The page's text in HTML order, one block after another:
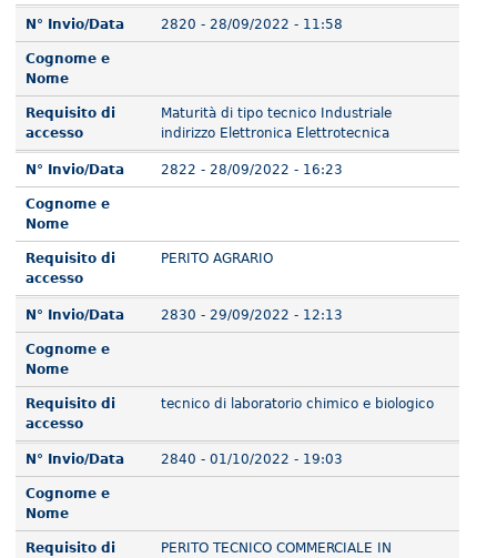
N° Invio/Data 2820 - 28/09/2022 - 11:58
Cognome e
Nome
Requisito di
accesso
Maturità di tipo tecnico Industriale
indirizzo Elettronica Elettrotecnica
N° Invio/Data 2822 - 28/09/2022 - 16:23
Cognome e
Nome
Requisito di
accesso
PERITO AGRARIO
N° Invio/Data 2830 - 29/09/2022 - 12:13
Cognome e
Nome
Requisito di
accesso
tecnico di laboratorio chimico e biologico
N° Invio/Data 2840 - 01/10/2022 - 19:03
Cognome e
Nome
Requisito di
PERITO TECNICO COMMERCIALE IN